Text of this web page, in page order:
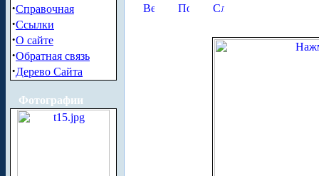
·Справочная
·Ссылки
·О сайте
·Обратная связь
·Дерево Сайта
Фотографии